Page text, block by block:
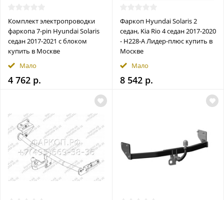
Комплект электропроводки
фаркопа 7-pin Hyundai Solaris
седан 2017-2021 с блоком
купить в Москве
Мало
4 762 р.
Фаркоп Hyundai Solaris 2
седан, Kia Rio 4 седан 2017-2020
- H228-A Лидер-плюс купить в
Москве
Мало
8 542 р.